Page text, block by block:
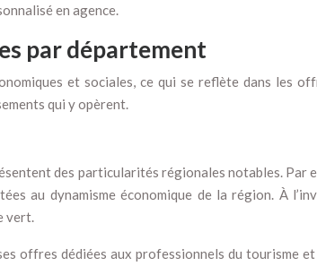
en agence.
par département
et sociales, ce qui se reflète dans les
qui y opèrent.
des particularités régionales notables.
au dynamisme économique de la région. À
vert.
offres dédiées aux professionnels du tourisme